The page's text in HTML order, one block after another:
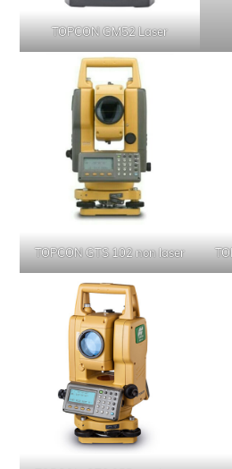
TOPCON GM52 Laser
TOPCON GTS 102 non laser